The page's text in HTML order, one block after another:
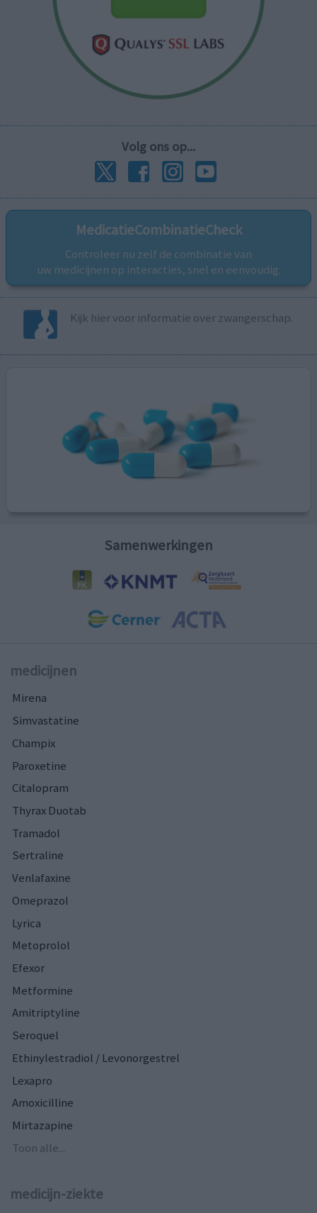
Volg ons op...
MedicatieCombinatieCheck
Controleer nu zelf de combinatie van
uw medicijnen op interacties, snel en eenvoudig.
Kijk hier voor informatie over zwangerschap.
Samenwerkingen
medicijnen
Mirena
Simvastatine
Champix
Paroxetine
Citalopram
Thyrax Duotab
Tramadol
Sertraline
Venlafaxine
Omeprazol
Lyrica
Metoprolol
Efexor
Metformine
Amitriptyline
Seroquel
Ethinylestradiol / Levonorgestrel
Lexapro
Amoxicilline
Mirtazapine
Toon alle...
medicijn-ziekte